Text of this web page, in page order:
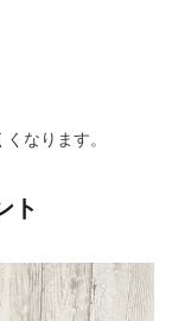
なります。
ト